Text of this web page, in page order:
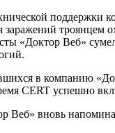
поддержки
троянцем
«Доктор Веб»
в компанию
CERT успешно
Веб» вновь